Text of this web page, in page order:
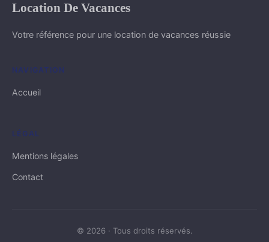
Location De Vacances
Votre référence pour une location de vacances réussie
NAVIGATION
Accueil
LÉGAL
Mentions légales
Contact
© 2026 · Tous droits réservés.